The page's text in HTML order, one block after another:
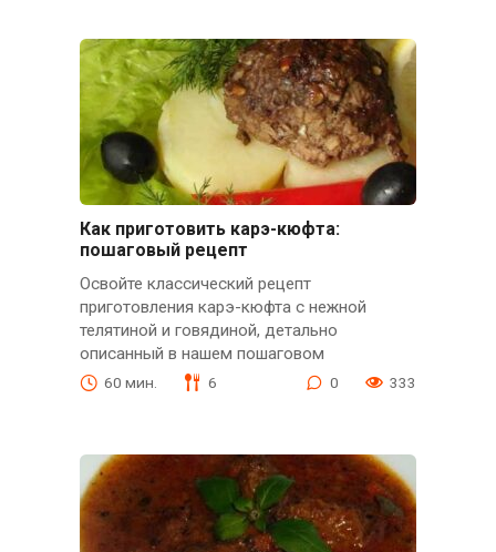
Как приготовить карэ-кюфта:
пошаговый рецепт
Освойте классический рецепт
приготовления карэ-кюфта с нежной
телятиной и говядиной, детально
описанный в нашем пошаговом
60 мин. 6 0 333